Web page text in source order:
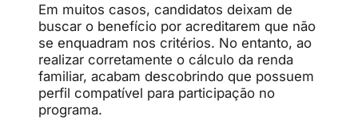
Em muitos casos, candidatos deixam de
buscar o benefício por acreditarem que não
se enquadram nos critérios. No entanto, ao
realizar corretamente o cálculo da renda
familiar, acabam descobrindo que possuem
perfil compatível para participação no
programa.